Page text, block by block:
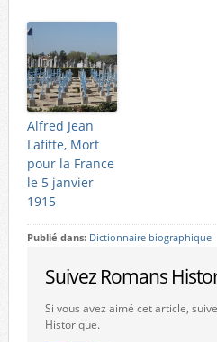
Alfred Jean
Lafitte, Mort
pour la France
le 5 janvier
1915
Publié dans: Dictionnaire biographique
Suivez Romans
Si vous avez aimé cet article,
Historique.